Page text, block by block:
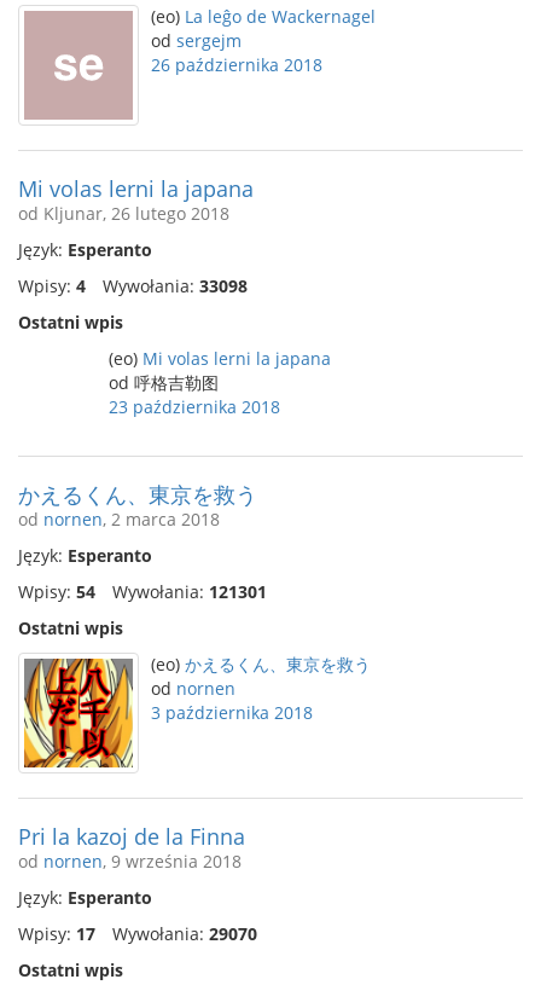
(eo) La leĝo de Wackernagel
od sergejm
26 października 2018
Mi volas lerni la japana
od Kljunar, 26 lutego 2018
Język: Esperanto
Wpisy: 4 Wywołania: 33098
Ostatni wpis
(eo) Mi volas lerni la japana
od 呼格吉勒图
23 października 2018
かえるくん、東京を救う
od nornen, 2 marca 2018
Język: Esperanto
Wpisy: 54 Wywołania: 121301
Ostatni wpis
(eo) かえるくん、東京を救う
od nornen
3 października 2018
Pri la kazoj de la Finna
od nornen, 9 września 2018
Język: Esperanto
Wpisy: 17 Wywołania: 29070
Ostatni wpis